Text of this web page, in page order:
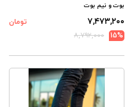
بوت و نیم بوت
۷,۴۷۳,۲۰۰
تومان
15%
۸,۷۹۲,۰۰۰